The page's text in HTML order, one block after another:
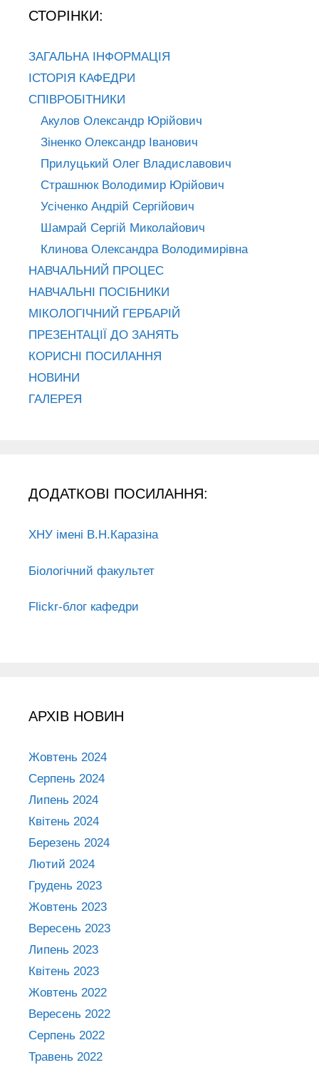
СТОРІНКИ:
ЗАГАЛЬНА ІНФОРМАЦІЯ
ІСТОРІЯ КАФЕДРИ
СПІВРОБІТНИКИ
Акулов Олександр Юрійович
Зіненко Олександр Іванович
Прилуцький Олег Владиславович
Страшнюк Володимир Юрійович
Усіченко Андрій Сергійович
Шамрай Сергій Миколайович
Клинова Олександра Володимирівна
НАВЧАЛЬНИЙ ПРОЦЕС
НАВЧАЛЬНІ ПОСІБНИКИ
МІКОЛОГІЧНИЙ ГЕРБАРІЙ
ПРЕЗЕНТАЦІЇ ДО ЗАНЯТЬ
КОРИСНІ ПОСИЛАННЯ
НОВИНИ
ГАЛЕРЕЯ
ДОДАТКОВІ ПОСИЛАННЯ:
ХНУ імені В.Н.Каразіна
Біологічний факультет
Flickr-блог кафедри
АРХІВ НОВИН
Жовтень 2024
Серпень 2024
Липень 2024
Квітень 2024
Березень 2024
Лютий 2024
Грудень 2023
Жовтень 2023
Вересень 2023
Липень 2023
Квітень 2023
Жовтень 2022
Вересень 2022
Серпень 2022
Травень 2022